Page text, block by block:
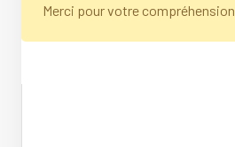
Merci pour votre compréhension.